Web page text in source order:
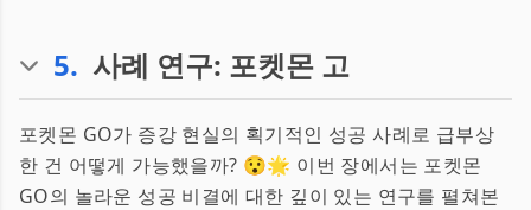
5. 사례 연구: 포켓몬 고
포켓몬 GO가 증강 현실의 획기적인 성공 사례로 급부상
한 건 어떻게 가능했을까? 😯🌟 이번 장에서는 포켓몬
GO의 놀라운 성공 비결에 대한 깊이 있는 연구를 펼쳐본